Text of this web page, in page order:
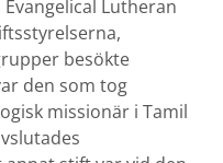
Lutheran
besökte
den som tog
missionär i Tamil